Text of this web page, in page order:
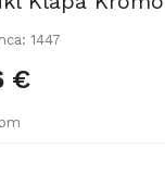
1447
€